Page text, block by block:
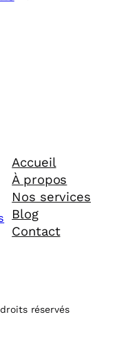
Accueil
À propos
Nos services
Blog
Contact
réservés